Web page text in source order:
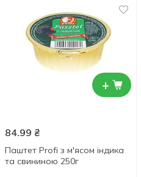
+
84.99 ₴
Паштет Profi з м'ясом індика
та свининою 250г